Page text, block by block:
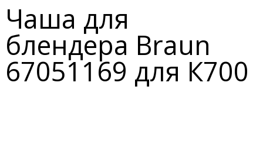
Чаша для
блендера Braun
67051169 для К700